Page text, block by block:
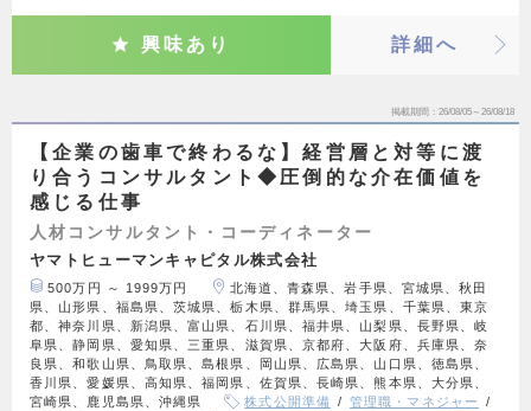
興味あり 詳細へ
掲載期間 26/08/05～26/08/18
【企業の歯車で終わるな】経営層と対等に渡
り合うコンサルタント◆圧倒的な介在価値を
感じる仕事
人材コンサルタント・コーディネーター
ヤマトヒューマンキャピタル株式会社
500万円 ～ 1999万円
北海道、青森県、岩手県、宮城県、秋田
県、山形県、福島県、茨城県、栃木県、群馬県、埼玉県、千葉県、東京
都、神奈川県、新潟県、富山県、石川県、福井県、山梨県、長野県、岐
阜県、静岡県、愛知県、三重県、滋賀県、京都府、大阪府、兵庫県、奈
良県、和歌山県、鳥取県、島根県、岡山県、広島県、山口県、徳島県、
香川県、愛媛県、高知県、福岡県、佐賀県、長崎県、熊本県、大分県、
宮崎県、鹿児島県、沖縄県
株式公開準備
管理職・マネジャー